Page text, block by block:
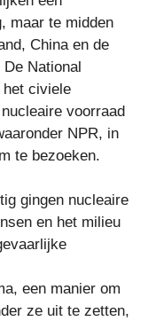
maar te midden
China en de
National
het civiele
voorraad
NPR, in
te bezoeken.
gingen nucleaire
en het milieu
een manier om
ze uit te zetten,